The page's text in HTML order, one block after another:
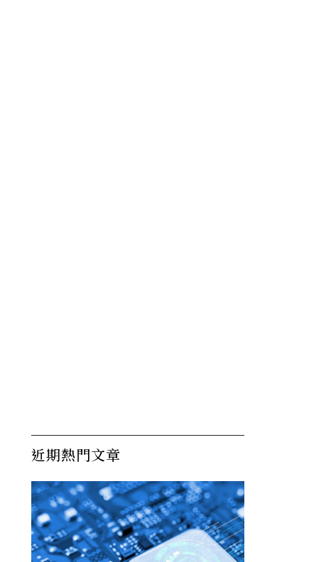
近期熱門文章